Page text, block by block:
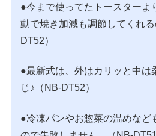
●今まで使ってたトースターよ
動で焼き加減も調節してくれ
DT52）
●最新式は、外はカリッと中は
じ♪（NB-DT52）
●冷凍パンやお惣菜の温めなど